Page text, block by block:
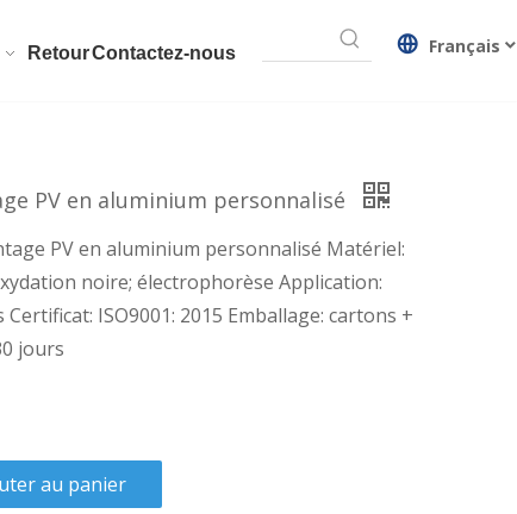
RetourContactez-nous Français
PV en aluminium personnalisé
PV en aluminium personnalisé Matériel:
noire; électrophorèse Application:
ISO9001: 2015 Emballage: cartons +
jours
au panier